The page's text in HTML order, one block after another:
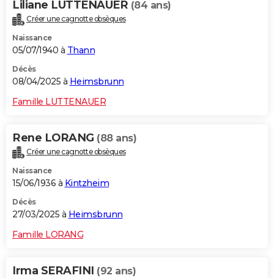
Liliane LUTTENAUER (84 ans)
Créer une cagnotte obsèques
Naissance
05/07/1940 à Thann
Décès
08/04/2025 à Heimsbrunn
Famille LUTTENAUER
Rene LORANG (88 ans)
Créer une cagnotte obsèques
Naissance
15/06/1936 à Kintzheim
Décès
27/03/2025 à Heimsbrunn
Famille LORANG
Irma SERAFINI (92 ans)